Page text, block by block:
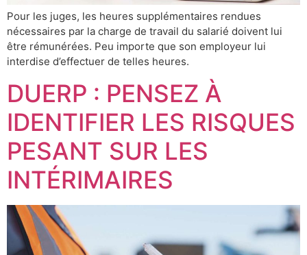
Pour les juges, les heures supplémentaires rendues
nécessaires par la charge de travail du salarié doivent lui
être rémunérées. Peu importe que son employeur lui
interdise d’effectuer de telles heures.
DUERP : PENSEZ À
IDENTIFIER LES RISQUES
PESANT SUR LES
INTÉRIMAIRES